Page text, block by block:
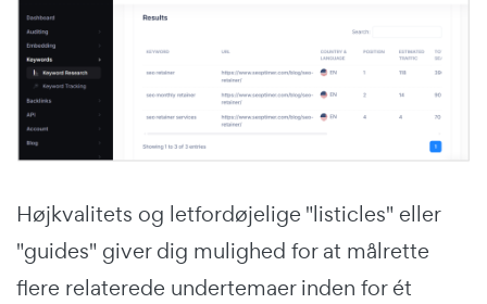
Højkvalitets og letfordøjelige "listicles" eller
"guides" giver dig mulighed for at målrette
flere relaterede undertemaer inden for ét